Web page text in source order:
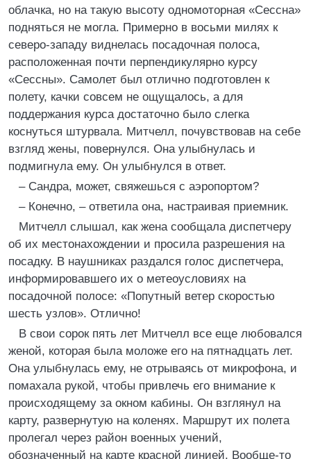
облачка, но на такую высоту одномоторная «Сессна»
подняться не могла. Примерно в восьми милях к
северо-западу виднелась посадочная полоса,
расположенная почти перпендикулярно курсу
«Сессны». Самолет был отлично подготовлен к
полету, качки совсем не ощущалось, а для
поддержания курса достаточно было слегка
коснуться штурвала. Митчелл, почувствовав на себе
взгляд жены, повернулся. Она улыбнулась и
подмигнула ему. Он улыбнулся в ответ.
– Сандра, может, свяжешься с аэропортом?
– Конечно, – ответила она, настраивая приемник.
Митчелл слышал, как жена сообщала диспетчеру
об их местонахождении и просила разрешения на
посадку. В наушниках раздался голос диспетчера,
информировавшего их о метеоусловиях на
посадочной полосе: «Попутный ветер скоростью
шесть узлов». Отлично!
В свои сорок пять лет Митчелл все еще любовался
женой, которая была моложе его на пятнадцать лет.
Она улыбнулась ему, не отрываясь от микрофона, и
помахала рукой, чтобы привлечь его внимание к
происходящему за окном кабины. Он взглянул на
карту, развернутую на коленях. Маршрут их полета
пролегал через район военных учений,
обозначенный на карте красной линией. Вообще-то